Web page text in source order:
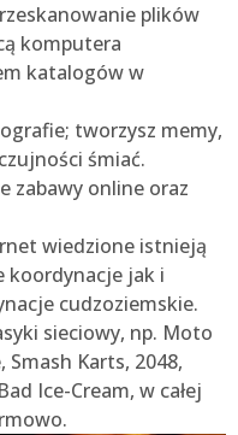
plików
komputera
katalogów w
tworzysz memy,
śmiać.
zabawy online oraz
wiedzione istnieją
koordynacje jak i
cudzoziemskie.
sieciowy, np. Moto
Smash Karts, 2048,
Ice-Cream, w całej